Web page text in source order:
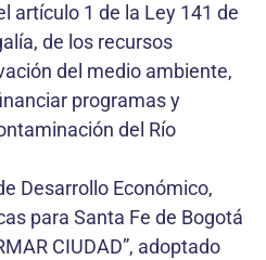
artículo 1 de la Ley 141 de
de los recursos
del medio ambiente,
programas y
del Río
Desarrollo Económico,
para Santa Fe de Bogotá
CIUDAD”, adoptado